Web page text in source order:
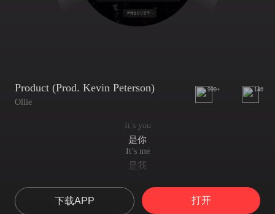
Product (Prod. Kevin Peterson)
Ollie
999+ 146
It’s you
是你
It’s me
是我
是他
It’s everyone
下载APP 打开